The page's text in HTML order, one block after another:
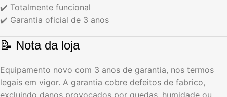
✔️ Totalmente funcional
✔️ Garantia oficial de 3 anos
📝 Nota da loja
Equipamento novo com 3 anos de garantia, nos termos
legais em vigor. A garantia cobre defeitos de fabrico,
excluindo danos provocados por quedas, humidade ou